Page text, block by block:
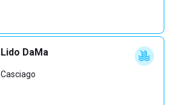
Lido DaMa
Casciago